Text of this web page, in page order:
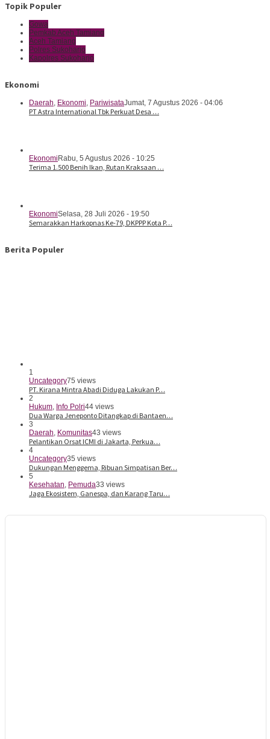
Topik Populer
Gowa
Pemkab Aceh Tamiang
Aceh Tamiang
Polres Sukoharjo
Kapolres Sukoharjo
Ekonomi
Daerah, Ekonomi, PariwisataJumat, 7 Agustus 2026 - 04:06
PT Astra International Tbk Perkuat Desa …
Ekonomi Rabu, 5 Agustus 2026 - 10:25
Terima 1.500 Benih Ikan, Rutan Kraksaan …
EkonomiSelasa, 28 Juli 2026 - 19:50
Semarakkan Harkopnas Ke-79, DKPPP Kota P…
Berita Populer
1
Uncategory75 views
PT. Kirana Mintra Abadi Diduga Lakukan P…
2
Hukum, Info Polri44 views
Dua Warga Jeneponto Ditangkap di Bantaen…
3
Daerah, Komunitas43 views
Pelantikan Orsat ICMI di Jakarta, Perkua…
4
Uncategory35 views
Dukungan Menggema, Ribuan Simpatisan Ber…
5
Kesehatan, Pemuda33 views
Jaga Ekosistem, Ganespa, dan Karang Taru…